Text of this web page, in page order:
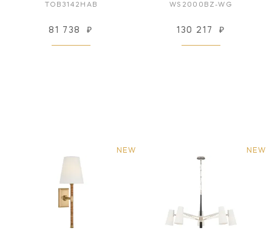
TOB3142HAB
81 738 ₽
WS2000BZ-WG
130 217 ₽
NEW NEW